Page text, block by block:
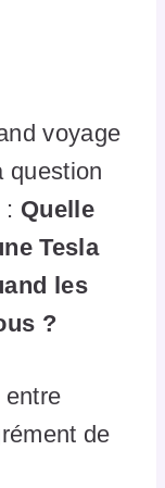
voyage
question
Quelle
Tesla
les
?
de